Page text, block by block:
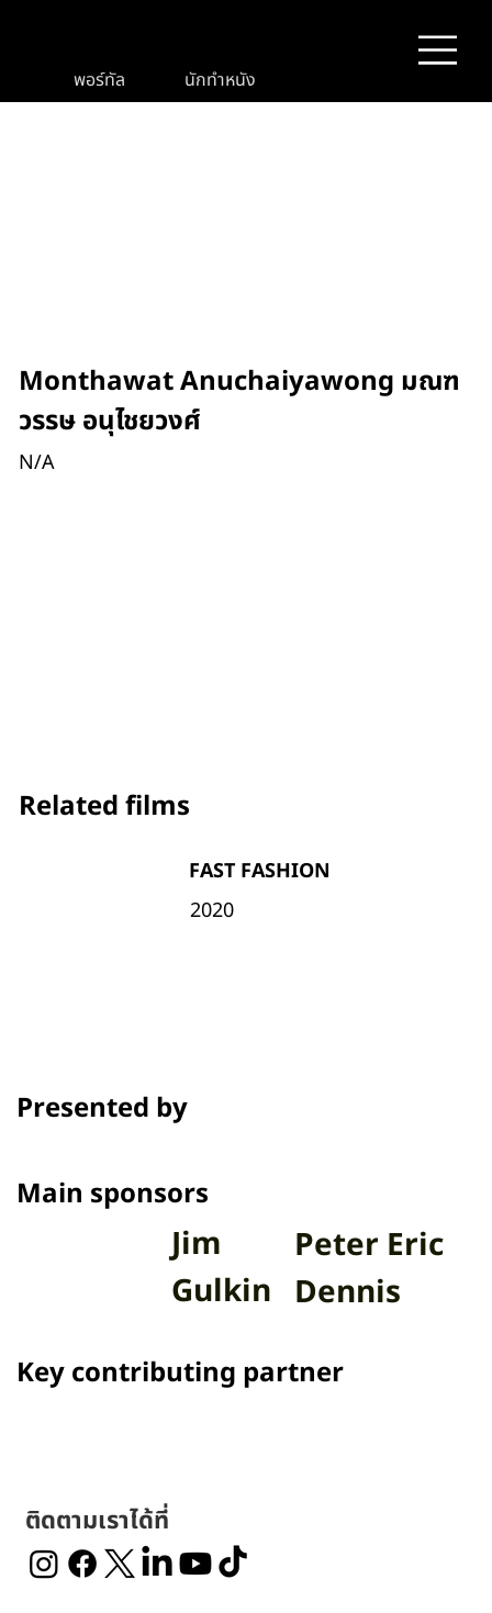
พอร์ทัล นักทำหนัง
Monthawat Anuchaiyawong มณฑ
วรรษ อนุไชยวงศ์
N/A
Related films
FAST FASHION
2020
Presented by
Main sponsors
Peter Eric
Dennis
Jim
Gulkin
Key contributing partner
ติดตามเราได้ที่